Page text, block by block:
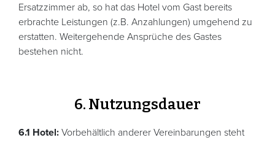
Ersatzzimmer ab, so hat das Hotel vom Gast bereits
erbrachte Leistungen (z.B. Anzahlungen) umgehend zu
erstatten. Weitergehende Ansprüche des Gastes
bestehen nicht.
6. Nutzungsdauer
6.1 Hotel: Vorbehältlich anderer Vereinbarungen steht